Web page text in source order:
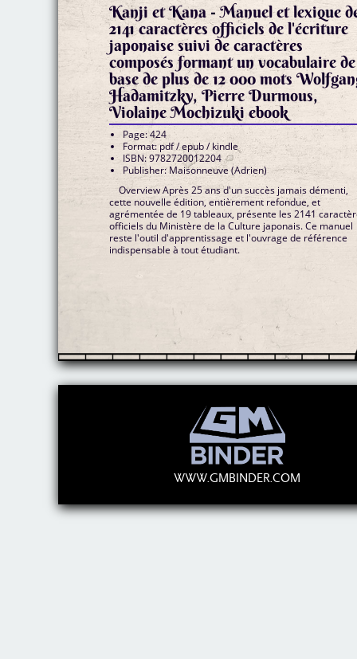
Kanji et Kana - Manuel et lexique des
2141 caractères officiels de l'écriture
japonaise suivi de caractères
composés formant un vocabulaire de
base de plus de 12 000 mots
Hadamitzky, Pierre Durmous,
Violaine Mochizuki ebook
Page: 424
Format: pdf / epub / kindle
ISBN: 9782720012204
Publisher: Maisonneuve (Adrien)
Overview Après 25 ans d'un succès jamais démenti,
cette nouvelle édition, entièrement refondue, et
agrémentée de 19 tableaux, présente les 2141
officiels du Ministère de la Culture japonais. Ce manuel
reste l'outil d'apprentissage et l'ouvrage de référence
indispensable à tout étudiant.
WWW.GMBINDER.COM